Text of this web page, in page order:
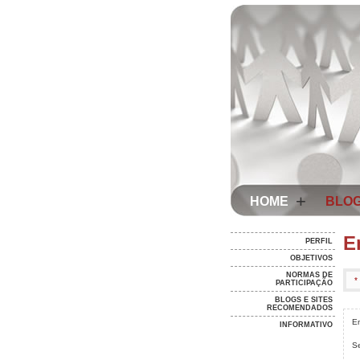
HOME +
PERFIL
OBJETIVOS
NORMAS DE
PARTICIPAÇÃO
BLOGS E SITES
RECOMENDADOS
INFORMATIVO
*